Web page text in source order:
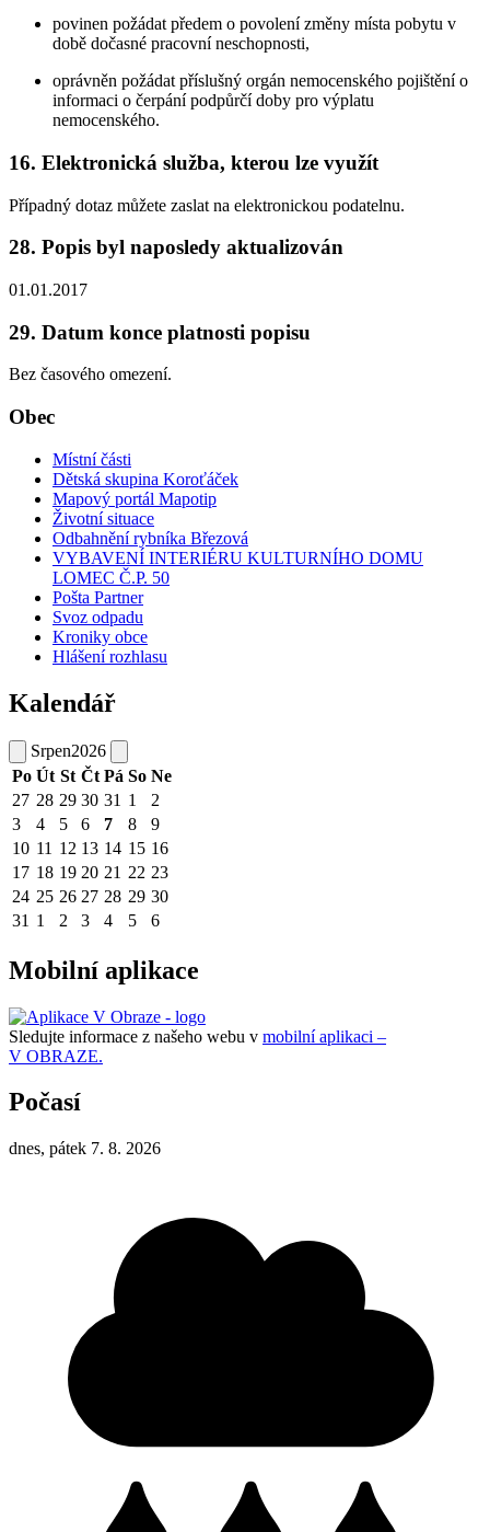
povinen požádat předem o povolení změny místa pobytu v
době dočasné pracovní neschopnosti,
oprávněn požádat příslušný orgán nemocenského pojištění o
informaci o čerpání podpůrčí doby pro výplatu
nemocenského.
16. Elektronická služba, kterou lze využít
Případný dotaz můžete zaslat na elektronickou podatelnu.
28. Popis byl naposledy aktualizován
01.01.2017
29. Datum konce platnosti popisu
Bez časového omezení.
Obec
Místní části
Dětská skupina Koroťáček
Mapový portál Mapotip
Životní situace
Odbahnění rybníka Březová
VYBAVENÍ INTERIÉRU KULTURNÍHO DOMU
LOMEC Č.P. 50
Pošta Partner
Svoz odpadu
Kroniky obce
Hlášení rozhlasu
Kalendář
Srpen2026
Po Út St Čt Pá So Ne
27 28 29 30 31 1
2
3
4 5 6 7 8
9
10 11 12 13 14 15 16
17 18 19 20 21 22 23
24 25 26 27 28 29 30
31 1 2 3 4 5 6
Mobilní aplikace
Sledujte informace z našeho webu v mobilní aplikaci –
V OBRAZE.
Počasí
dnes, pátek 7. 8. 2026